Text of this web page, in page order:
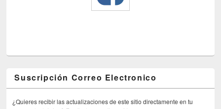
Suscripción Correo Electronico
¿Quieres recibir las actualizaciones de este sitio directamente en tu